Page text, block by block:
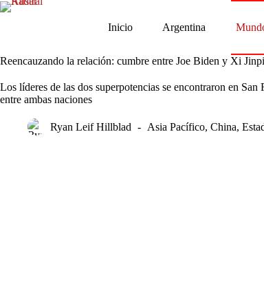
Saltar
Inicio Argentina
Reencauzando la relación: cumbre entre Joe Biden y Xi
Los líderes de las dos superpotencias se encontraron en
entre ambas naciones
Ryan Leif Hillblad Asia Pacífico, China,